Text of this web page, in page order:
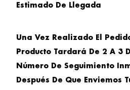
Estimado De Llegada
Una Vez Realizado El
Producto Tardará De 2 A 3
Número De Seguimiento
Después De Que Enviemos